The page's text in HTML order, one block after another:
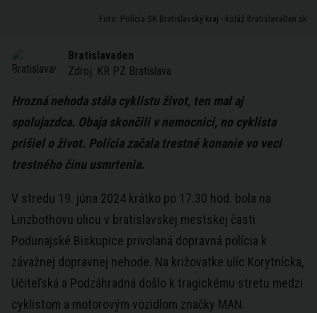
Foto: Polícia SR Bratislavský kraj - koláž BratislavaDen.sk
Bratislavaden
Zdroj: KR PZ Bratislava
Hrozná nehoda stála cyklistu život, ten mal aj
spolujazdca. Obaja skončili v nemocnici, no cyklista
prišiel o život. Polícia začala trestné konanie vo veci
trestného činu usmrtenia.
V stredu 19. júna 2024 krátko po 17.30 hod. bola na
Linzbothovu ulicu v bratislavskej mestskej časti
Podunajské Biskupice privolaná dopravná polícia k
závažnej dopravnej nehode. Na križovatke ulíc Korytnícka,
Učiteľská a Podzáhradná došlo k tragickému stretu medzi
cyklistom a motorovým vozidlom značky MAN.